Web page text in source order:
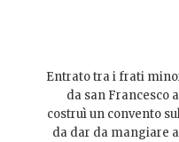
Entrato tra i frati
da san Francesco
costruì un convento
da dar da mangiare